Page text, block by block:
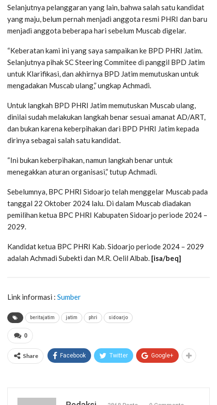
Selanjutnya pelanggaran yang lain, bahwa salah satu kandidat
yang maju, belum pernah menjadi anggota resmi PHRI dan baru
menjadi anggota beberapa hari sebelum Muscab digelar.
“Keberatan kami ini yang saya sampaikan ke BPD PHRI Jatim.
Selanjutnya pihak SC Steering Commitee di panggil BPD Jatim
untuk Klarifikasi, dan akhirnya BPD Jatim memutuskan untuk
mengadakan Muscab ulang,” ungkap Achmadi.
Untuk langkah BPD PHRI Jatim memutuskan Muscab ulang,
dinilai sudah melakukan langkah benar sesuai amanat AD/ART,
dan bukan karena keberpihakan dari BPD PHRI Jatim kepada
dirinya sebagai salah satu kandidat.
“Ini bukan keberpihakan, namun langkah benar untuk
menegakkan aturan organisasi,” tutup Achmadi.
Sebelumnya, BPC PHRI Sidoarjo telah menggelar Muscab pada
tanggal 22 Oktober 2024 lalu. Di dalam Muscab diadakan
pemilihan ketua BPC PHRI Kabupaten Sidoarjo periode 2024 –
2029.
Kandidat ketua BPC PHRI Kab. Sidoarjo periode 2024 – 2029
adalah Achmadi Subekti dan M.R. Oelil Albab. [isa/beq]
Link informasi : Sumber
beritajatim jatim phri sidoarjo
0
Share Facebook Twitter Google+